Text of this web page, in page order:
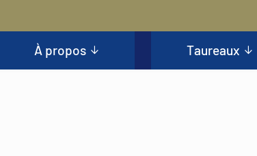
À propos Taureaux